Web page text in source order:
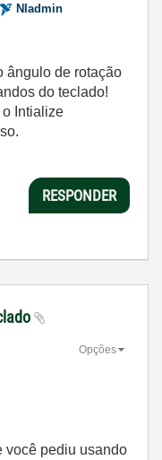
NIadmin
ângulo de rotação
do teclado!
o Intialize
RESPONDER
Opções
você pediu usando